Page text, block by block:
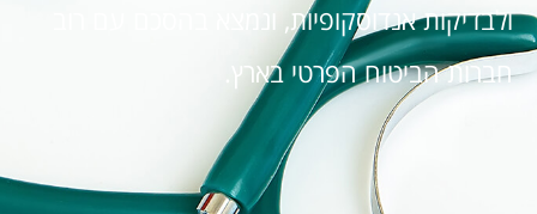
ולבדיקות אנדוסקופיות, ונמצא בהסכם עם רוב
חברות הביטוח הפרטי בארץ.